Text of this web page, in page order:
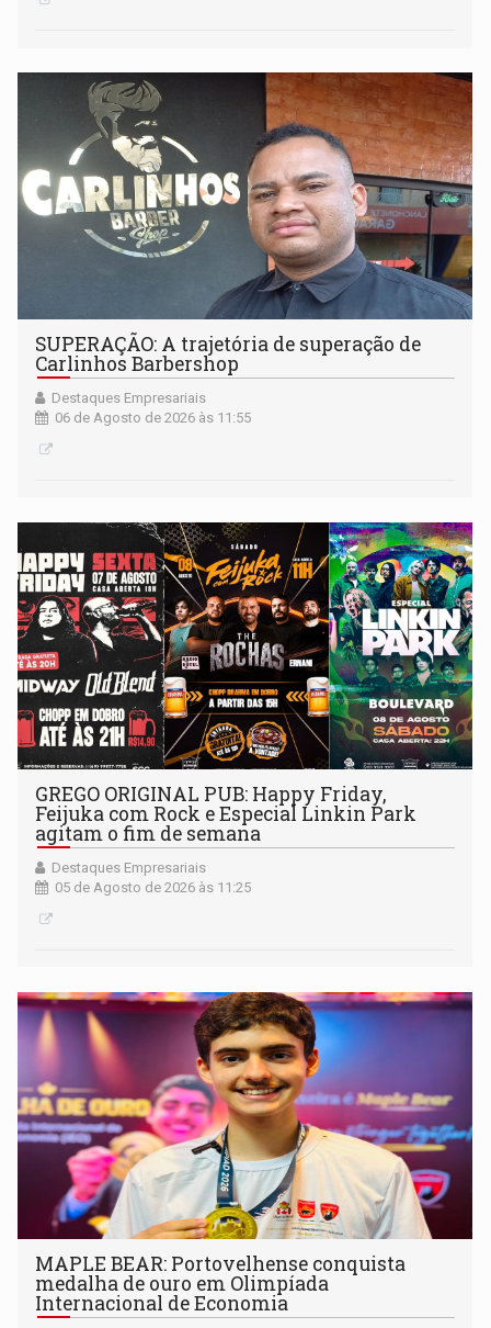
SUPERAÇÃO: A trajetória de superação de
Carlinhos Barbershop
Destaques Empresariais
06 de Agosto de 2026 às 11:55
GREGO ORIGINAL PUB: Happy Friday,
Feijuka com Rock e Especial Linkin Park
agitam o fim de semana
Destaques Empresariais
05 de Agosto de 2026 às 11:25
MAPLE BEAR: Portovelhense conquista
medalha de ouro em Olimpíada
Internacional de Economia